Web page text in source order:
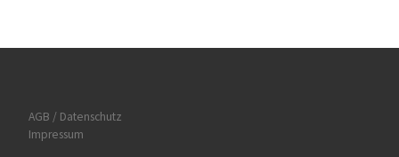
AGB / Datenschutz
Impressum